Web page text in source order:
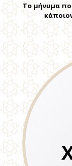
Το μήνυμα